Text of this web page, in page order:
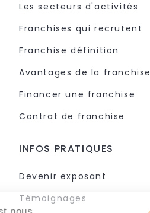
Les secteurs d'activités
Franchises qui recrutent
Franchise définition
Avantages de la franchise
Financer une franchise
Contrat de franchise
INFOS PRATIQUES
Devenir exposant
Témoignages